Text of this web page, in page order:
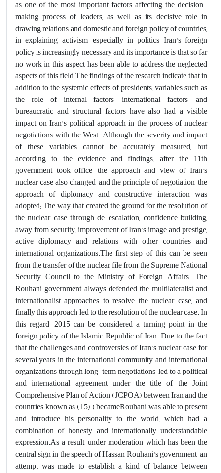
as one of the most important factors affecting the decision-
making process of leaders, as well as its decisive role in
drawing relations and domestic and foreign policy of countries,
in explaining activism, especially in politics Iran's foreign
policy is increasingly necessary and its importance is that so far
no work in this aspect has been able to address the neglected
aspects of this field.The findings of the research indicate that in
addition to the systemic effects of presidents, variables such as
the role of internal factors, international factors, and
bureaucratic and structural factors have also had a visible
impact on Iran's political approach in the process of nuclear
negotiations with the West. Although the severity and impact
of these variables cannot be accurately measured, but
according to the evidence and findings, after the 11th
government took office, the approach and view of Iran's
nuclear case also changed, and the principle of negotiation, the
approach of diplomacy and constructive interaction was
adopted; The way that created the ground for the resolution of
the nuclear case through de-escalation, confidence building,
away from security, improvement of Iran's image and prestige,
active diplomacy and relations with other countries and
international organizations.The first step of this can be seen
from the transfer of the nuclear file from the Supreme National
Security Council to the Ministry of Foreign Affairs. The
Rouhani government always defended the multilateralist and
internationalist approaches to resolve the nuclear case, and
finally this approach led to the resolution of the nuclear case. In
this regard, 2015 can be considered a turning point in the
foreign policy of the Islamic Republic of Iran. Due to the fact
that the challenges and controversies of Iran's nuclear case for
several years in the international community and international
organizations through long-term negotiations, led to a political
and international agreement under the title of the Joint
Comprehensive Plan of Action (JCPOA) between Iran and the
countries known as (15) ) becameRouhani was able to present
and introduce his personality to the world, which had a
combination of honesty and internationally understandable
expression.As a result, under moderation, which has been the
central sign in the speech of Hassan Rouhani's government, an
attempt was made to establish a kind of balance between